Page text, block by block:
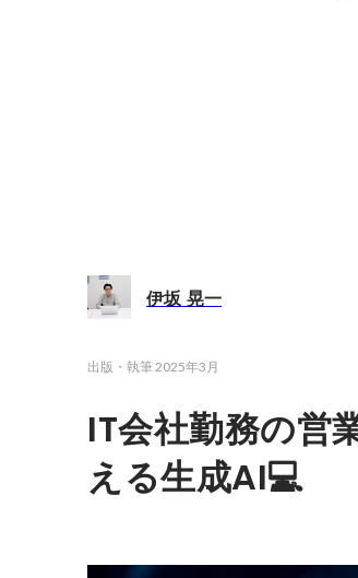
伊坂 晃一
出版・執筆2025年3月
IT会社勤務の営
える生成AI💻